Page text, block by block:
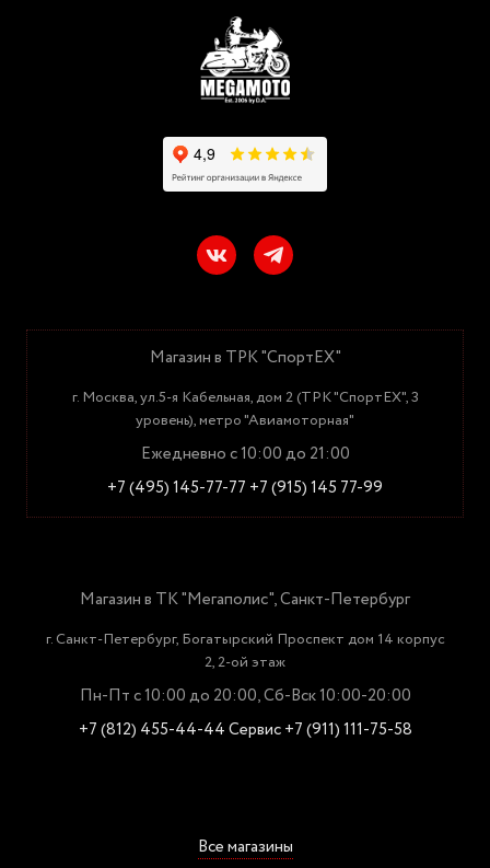
Магазин в ТРК "СпортЕХ"
г. Москва, ул.5-я Кабельная, дом 2 (ТРК "СпортЕХ", 3
уровень), метро "Авиамоторная"
Ежедневно с 10:00 до 21:00
+7 (495) 145-77-77 +7 (915) 145 77-99
Магазин в ТК "Мегаполис", Санкт-Петербург
г. Санкт-Петербург, Богатырский Проспект дом 14 корпус
2, 2-ой этаж
Пн-Пт с 10:00 до 20:00, Сб-Вск 10:00-20:00
+7 (812) 455-44-44Сервис +7 (911) 111-75-58
Все магазины